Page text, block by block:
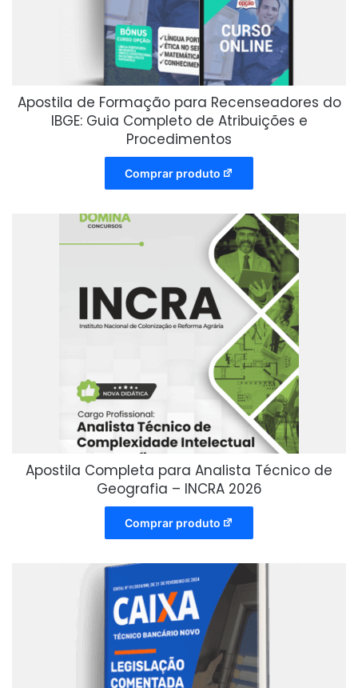
Apostila de Formação para Recenseadores do
IBGE: Guia Completo de Atribuições e
Procedimentos
Comprar produto
Apostila Completa para Analista Técnico de
Geografia – INCRA 2026
Comprar produto